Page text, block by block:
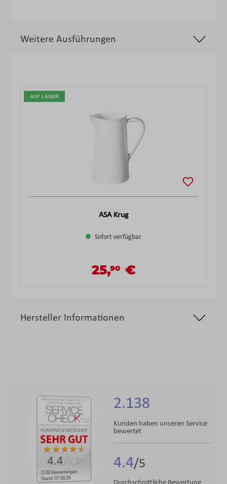
Weitere Ausführungen
ASA Krug
Sofort verfügbar
Regulärer Preis:
Verkaufspreis:
25,90 €
Hersteller Informationen
2138 Bewertungen
Stand: 07.08.26
4.4/5.0
2.138
Kunden haben unseren Service
bewertet
4.4